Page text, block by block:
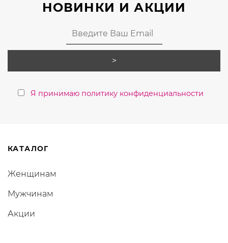
НОВИНКИ И АКЦИИ
Я принимаю политику конфиденциальности
КАТАЛОГ
Женщинам
Мужчинам
Акции